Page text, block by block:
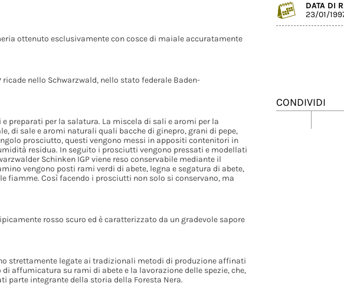
ottenuto esclusivamente con cosce di maiale accuratamente
nello Schwarzwald, nello stato federale Baden-
preparati per la salatura. La miscela di sali e aromi per la
di sale e aromi naturali quali bacche di ginepro, grani di pepe,
prosciutto, questi vengono messi in appositi contenitori in
residua. In seguito i prosciutti vengono pressati e modellati
Schinken IGP viene reso conservabile mediante il
vengono posti rami verdi di abete, legna e segatura di abete,
fiamme. Così facendo i prosciutti non solo si conservano, ma
rosso scuro ed è caratterizzato da un gradevole sapore
strettamente legate ai tradizionali metodi di produzione affinati
affumicatura su rami di abete e la lavorazione delle spezie, che,
parte integrante della storia della Foresta Nera.
DATA DI
23/01/
CONDIVIDI